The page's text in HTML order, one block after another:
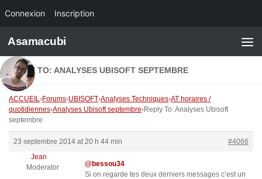
Connexion Inscription
Skip to content
Asamacubi
REPLY TO: ANALYSES UBISOFT SEPTEMBRE
ACCUEIL›Forums›UBISOFT›Analyses Techniques›AT horaires /
quotidiennes›Analyses Ubisoft septembre›Reply To: Analyses Ubisoft
septembre
23 septembre 2014 at 20 h 44 min
#4066
Jean
Moderator
@bessou34
Si on regarde tes deux derniers messages c’est un